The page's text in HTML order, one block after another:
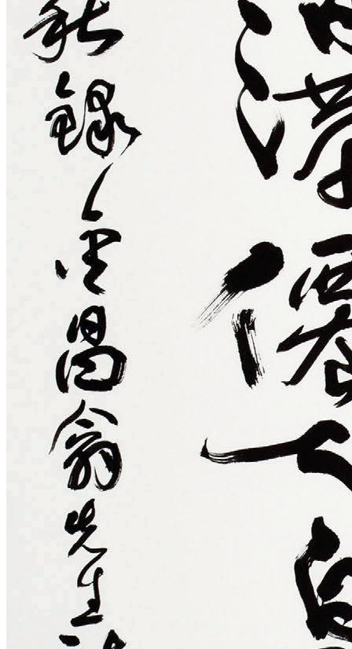
시설안내
전시안내
여초생애관
상설전시관
기획전시실
관람안내
관람안내
함께하는 인제관광